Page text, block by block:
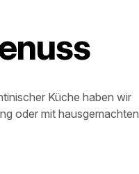
Küche haben wir
oder mit hausgemachten